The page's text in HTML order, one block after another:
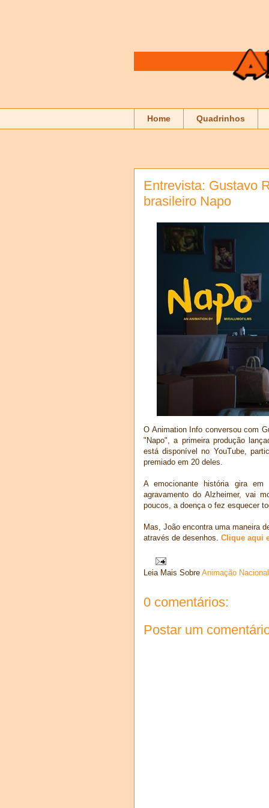
Home Quadrinhos
Entrevista: Gustavo
brasileiro Napo
O Animation Info conversou com
"Napo", a primeira produção
está disponível no YouTube,
premiado em 20 deles.
A emocionante história gira
agravamento do Alzheimer, vai
poucos, a doença o fez esquecer
Mas, João encontra uma maneira
através de desenhos. Clique aqui
Leia Mais Sobre Animação Nacional
0 comentários:
Postar um